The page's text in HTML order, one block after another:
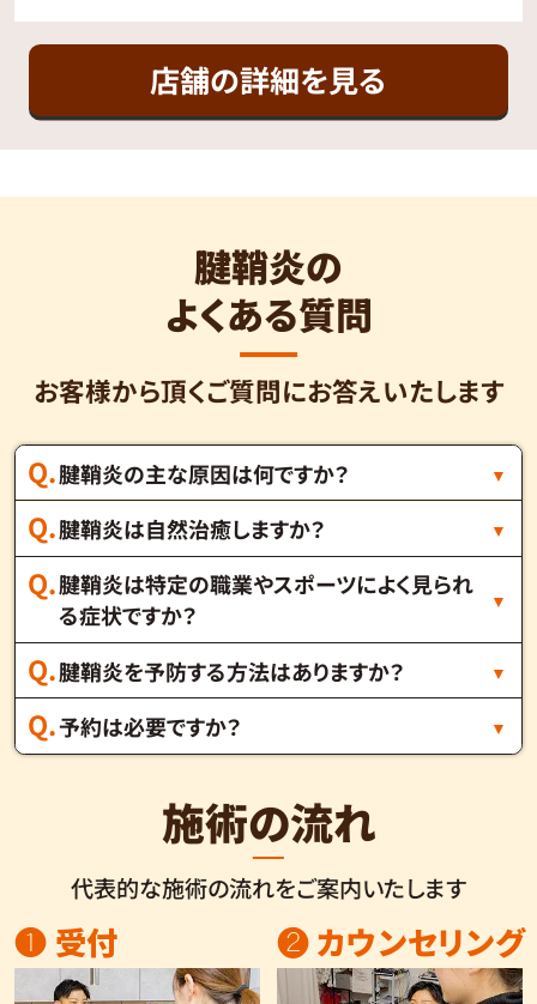
店舗の詳細を見る
腱鞘炎の
よくある質問
お客様から頂くご質問にお答えいたします
腱鞘炎の主な原因は何ですか？
腱鞘炎は自然治癒しますか？
腱鞘炎は特定の職業やスポーツによく見られ
る症状ですか？
腱鞘炎を予防する方法はありますか？
予約は必要ですか？
施術の流れ
代表的な施術の流れをご案内いたします
❶ 受付 ❷ カウンセリング